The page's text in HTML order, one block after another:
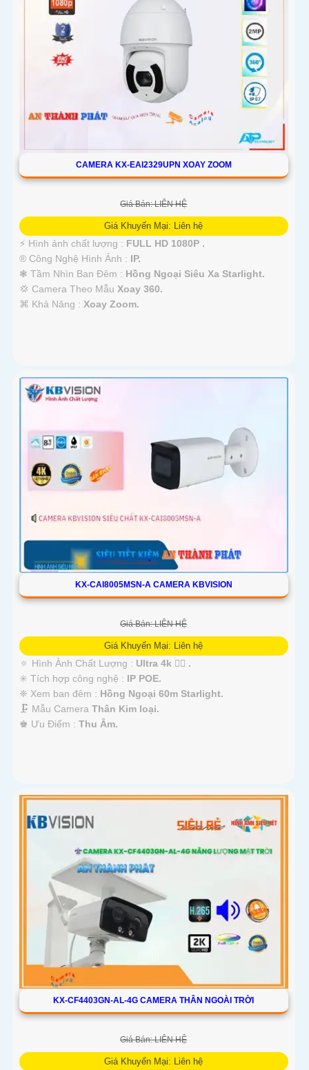
CAMERA KX-EAI2329UPN XOAY ZOOM
Giá Bán: LIÊN HỆ
Giá Khuyến Mại: Liên hệ
️⚡ Hình ảnh chất lượng : FULL HD 1080P .
®️ Công Nghệ Hình Ảnh : IP.
❃ Tầm Nhìn Ban Đêm : Hồng Ngoại Siêu Xa Starlight.
💢 Camera Theo Mẫu Xoay 360.
️⌘ Khả Năng : Xoay Zoom.
KX-CAI8005MSN-A CAMERA KBVISION
Giá Bán: LIÊN HỆ
Giá Khuyến Mại: Liên hệ
🔅 Hình Ành Chất Lượng : Ultra 4k 👍🏾 .
✳️ Tích hợp công nghệ : IP POE.
❈ Xem ban đêm : Hồng Ngoại 60m Starlight.
🗜️ Mẫu Camera Thân Kim loại.
️♚ Ưu Điểm : Thu Âm.
KX-CF4403GN-AL-4G CAMERA THÂN NGOÀI TRỜI
Giá Bán: LIÊN HỆ
Giá Khuyến Mại: Liên hệ